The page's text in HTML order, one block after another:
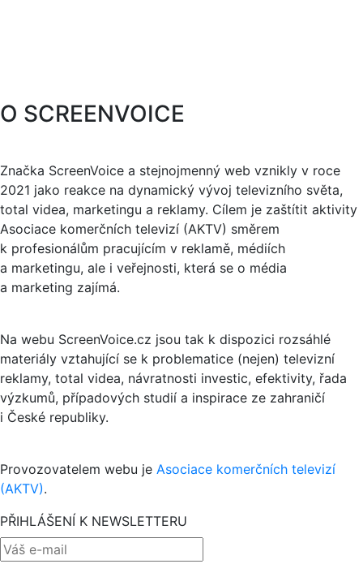
O SCREENVOICE
Značka ScreenVoice a stejnojmenný web vznikly v roce
2021 jako reakce na dynamický vývoj televizního světa,
total videa, marketingu a reklamy. Cílem je zaštítit aktivity
Asociace komerčních televizí (AKTV) směrem
k profesionálům pracujícím v reklamě, médiích
a marketingu, ale i veřejnosti, která se o média
a marketing zajímá.
Na webu ScreenVoice.cz jsou tak k dispozici rozsáhlé
materiály vztahující se k problematice (nejen) televizní
reklamy, total videa, návratnosti investic, efektivity, řada
výzkumů, případových studií a inspirace ze zahraničí
i České republiky.
Provozovatelem webu je Asociace komerčních televizí
(AKTV).
PŘIHLÁŠENÍ K NEWSLETTERU